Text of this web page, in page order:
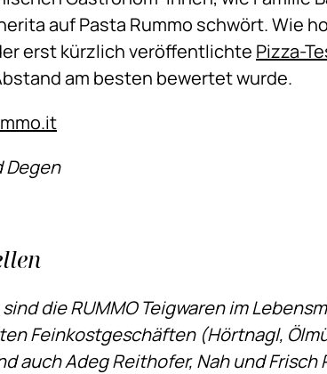
auf Pasta Rummo schwört. Wie
erst kürzlich veröffentlichte Pizza-
am besten bewertet wurde.
Degen
die RUMMO Teigwaren im
Feinkostgeschäften (Hörtnagl,
auch Adeg Reithofer, Nah und